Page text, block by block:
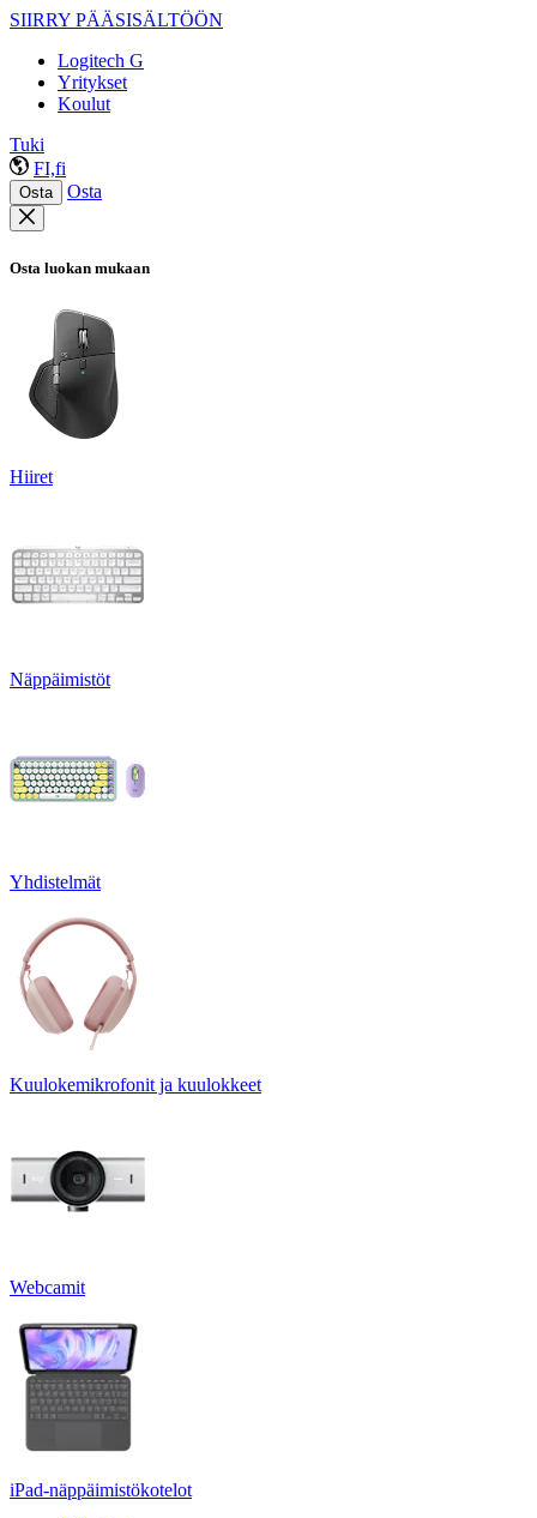
SIIRRY PÄÄSISÄLTÖÖN
Logitech G
Yritykset
Koulut
Tuki
FI,fi
Osta Osta
Osta luokan mukaan
Hiiret
Näppäimistöt
Yhdistelmät
Kuulokemikrofonit ja kuulokkeet
Webcamit
iPad-näppäimistökotelot